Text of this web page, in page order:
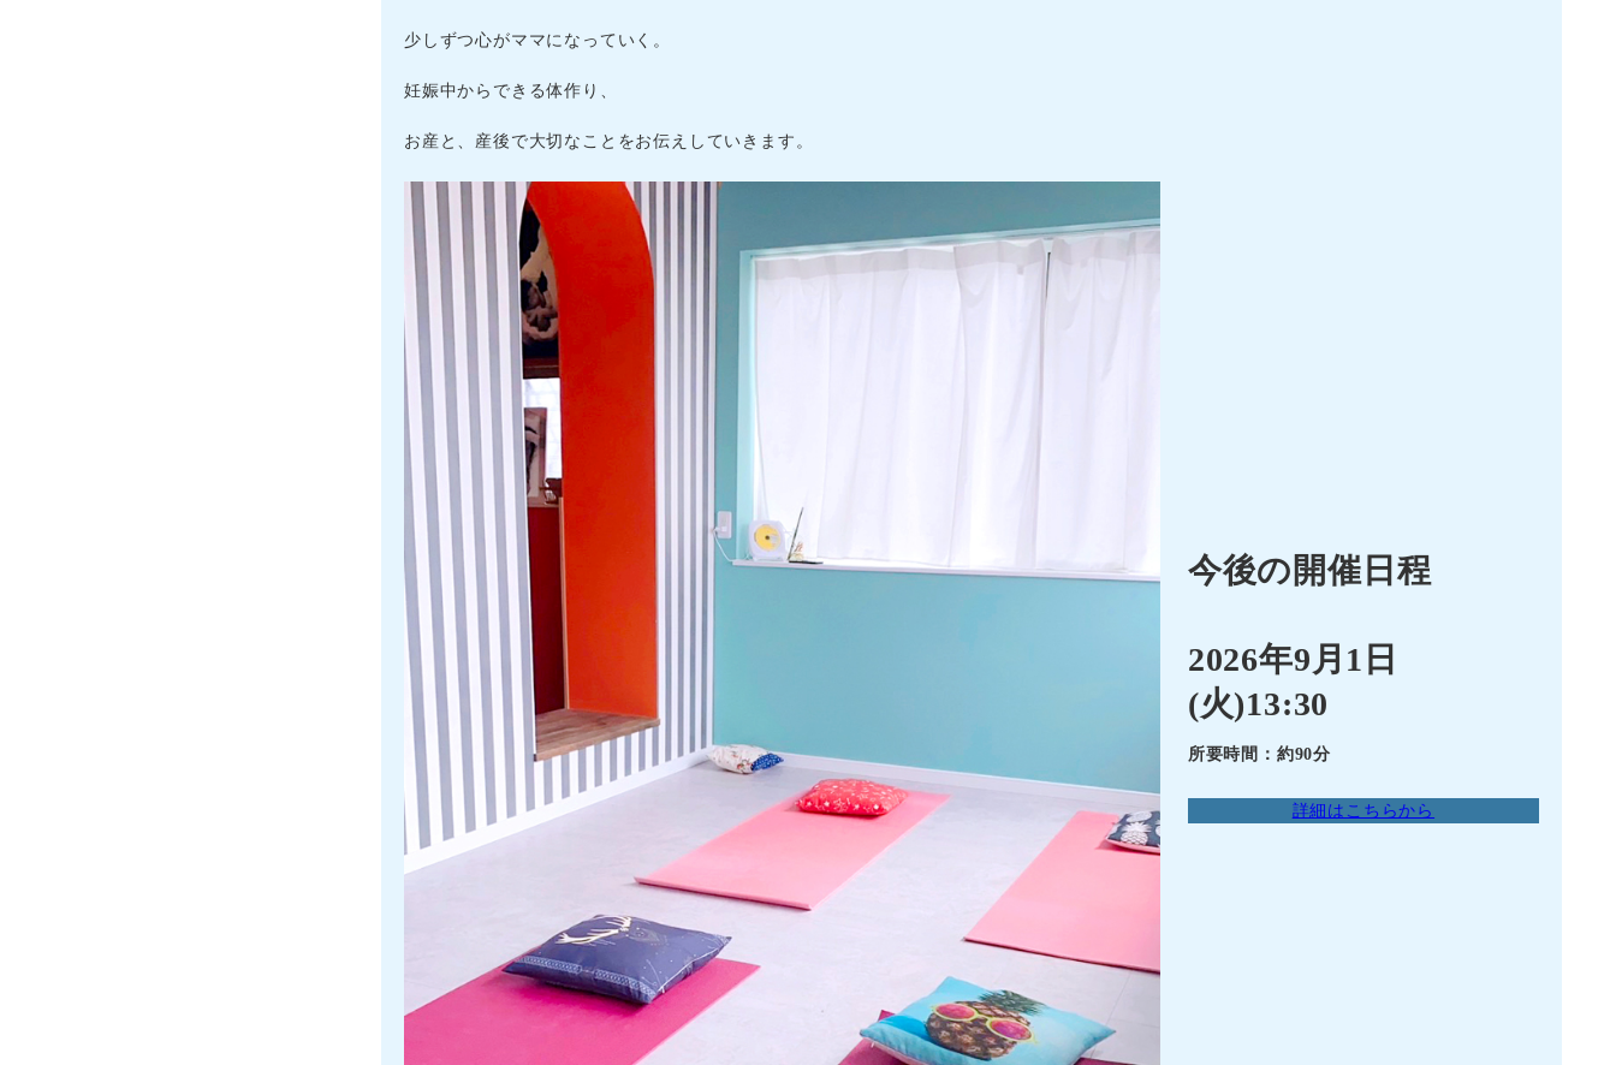
少しずつ心がママになっていく。
妊娠中からできる体作り、
お産と、産後で大切なことをお伝えしていきます。
今後の開催日程
2026年9月1日
(火)13:30
所要時間：約90分
詳細はこちらから